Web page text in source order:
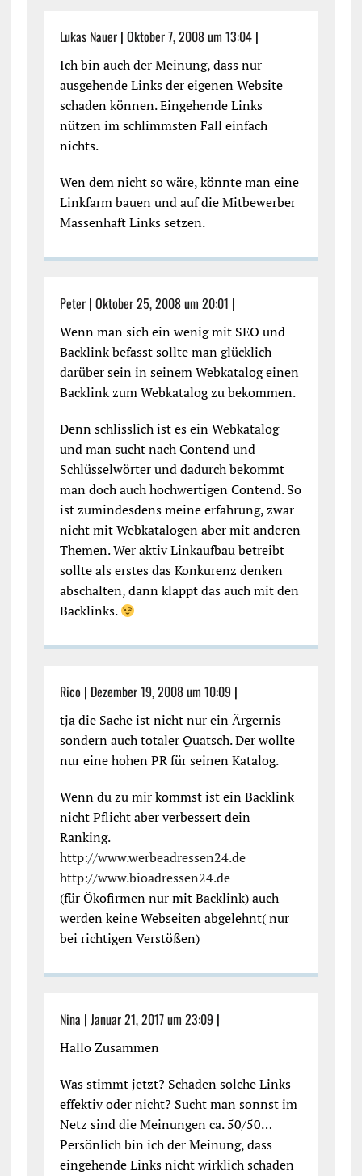
Lukas Nauer| Oktober 7, 2008 um 13:04|
Ich bin auch der Meinung, dass nur
ausgehende Links der eigenen Website
schaden können. Eingehende Links
nützen im schlimmsten Fall einfach
nichts.
Wen dem nicht so wäre, könnte man eine
Linkfarm bauen und auf die Mitbewerber
Massenhaft Links setzen.
Peter| Oktober 25, 2008 um 20:01 |
Wenn man sich ein wenig mit SEO und
Backlink befasst sollte man glücklich
darüber sein in seinem Webkatalog einen
Backlink zum Webkatalog zu bekommen.
Denn schlisslich ist es ein Webkatalog
und man sucht nach Contend und
Schlüsselwörter und dadurch bekommt
man doch auch hochwertigen Contend. So
ist zumindesdens meine erfahrung, zwar
nicht mit Webkatalogen aber mit anderen
Themen. Wer aktiv Linkaufbau betreibt
sollte als erstes das Konkurenz denken
abschalten, dann klappt das auch mit den
Backlinks.
Rico | Dezember 19, 2008 um 10:09|
tja die Sache ist nicht nur ein Ärgernis
sondern auch totaler Quatsch. Der wollte
nur eine hohen PR für seinen Katalog.
Wenn du zu mir kommst ist ein Backlink
nicht Pflicht aber verbessert dein
Ranking.
http://www.werbeadressen24.de
http://www.bioadressen24.de
(für Ökofirmen nur mit Backlink) auch
werden keine Webseiten abgelehnt( nur
bei richtigen Verstößen)
Nina | Januar 21, 2017 um 23:09|
Hallo Zusammen
Was stimmt jetzt? Schaden solche Links
effektiv oder nicht? Sucht man sonnst im
Netz sind die Meinungen ca. 50/50…
Persönlich bin ich der Meinung, dass
eingehende Links nicht wirklich schaden